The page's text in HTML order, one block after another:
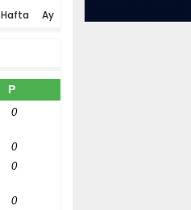
Hafta Ay
P
0
0
0
0